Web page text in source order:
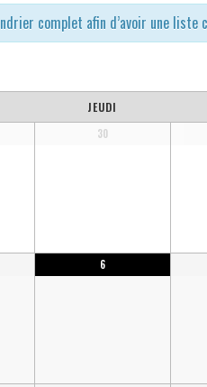
complet afin d’avoir une liste
JEUDI
30
6